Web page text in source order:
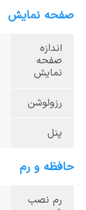
صفحه نمایش
اندازه
صفحه
نمایش
رزولوشن
پنل
حافظه و رم
رم نصب